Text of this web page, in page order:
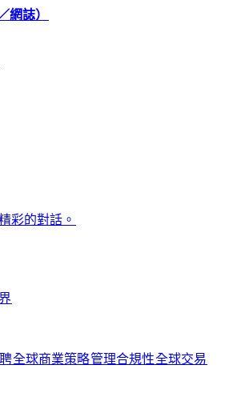
網誌）​​
彩的對話。​​
全球商業策略​​管理合規性​​全球交易​​